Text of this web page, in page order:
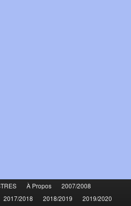
À Propos
2007/2008
2017/2018 2018/2019
2019/2020